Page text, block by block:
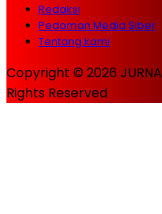
Redaksi
Pedoman Media Siber
Tentang kami
Copyright © 2026
Rights Reserved